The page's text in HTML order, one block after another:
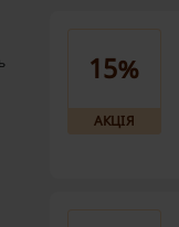
15%
АКЦІЯ